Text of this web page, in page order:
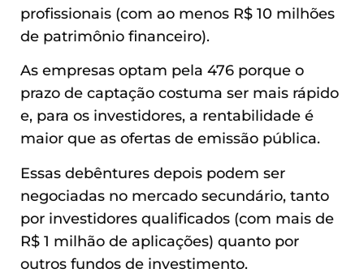
profissionais (com ao menos R$ 10 milhões
de patrimônio financeiro).
As empresas optam pela 476 porque o
prazo de captação costuma ser mais rápido
e, para os investidores, a rentabilidade é
maior que as ofertas de emissão pública.
Essas debêntures depois podem ser
negociadas no mercado secundário, tanto
por investidores qualificados (com mais de
R$ 1 milhão de aplicações) quanto por
outros fundos de investimento.